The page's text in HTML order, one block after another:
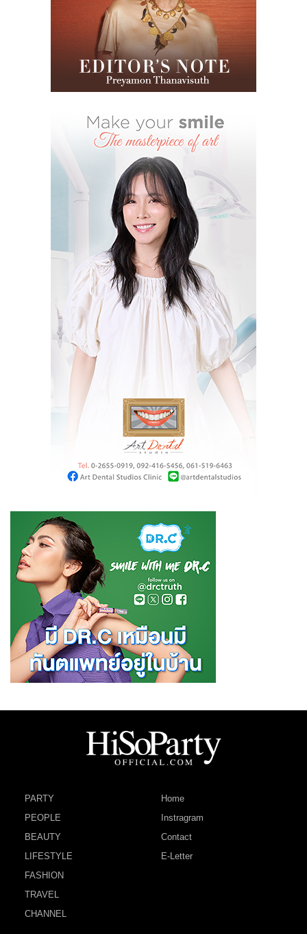
PARTY
PEOPLE
BEAUTY
LIFESTYLE
FASHION
TRAVEL
CHANNEL
Home
Instragram
Contact
E-Letter